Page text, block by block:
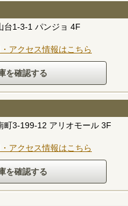
台1-3-1 パンジョ 4F
アクセス情報はこちら
町3-199-12 アリオモール 3F
アクセス情報はこちら